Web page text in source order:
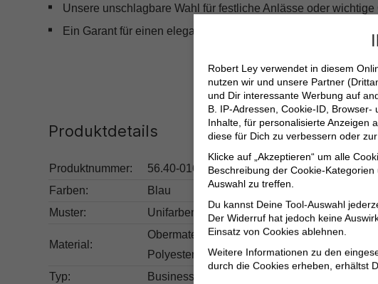
Unsere unschlagbare Wahl für festliche Anlässe oder wichtige
Ein Garant für einen eleganten Auftritt und Stilsicherheit
Produktdetails
Produktnummer:
56.40-016N0 / 339603-62-58
Farben:
Blau
Muster:
Unifarben
Material:
Obermaterial: 100% Schurwolle. Futter: 55%
Polyester
Typ:
Business
Robert Ley verwendet in diesem
nutzen wir und unsere Partner
und Dir interessante Werbung auf
B. IP-Adressen, Cookie-ID,
Inhalte, für personalisierte Anzeigen
diese für Dich zu verbessern oder
Klicke auf „Akzeptieren“ um alle
Beschreibung der Cookie-
Auswahl zu treffen.
Du kannst Deine Tool-Auswahl
Der Widerruf hat jedoch keine
Einsatz von Cookies ablehnen.
Weitere Informationen zu den
durch die Cookies erheben, erhältst